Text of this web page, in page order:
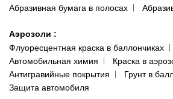
Абразивная бумага в полосах
Аэрозоли :
Флуоресцентная краска в баллончиках
Автомобильная химия
Краска в
Антигравийные покрытия
Грунт в
Защита автомобиля